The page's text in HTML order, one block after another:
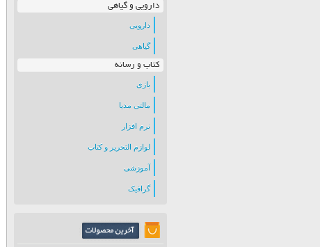
دارویی و گیاهی
دارویی
گیاهی
کتاب و رسانه
بازی
مالتی مدیا
نرم افزار
لوازم التحریر و کتاب
آموزشی
گرافیک